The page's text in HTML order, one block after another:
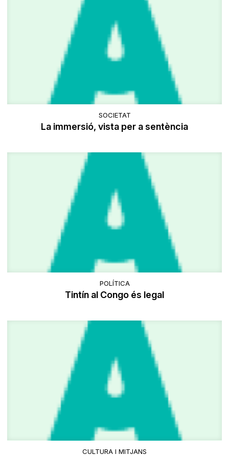
SOCIETAT
La immersió, vista per a sentència
POLÍTICA
Tintín al Congo és legal
CULTURA I MITJANS